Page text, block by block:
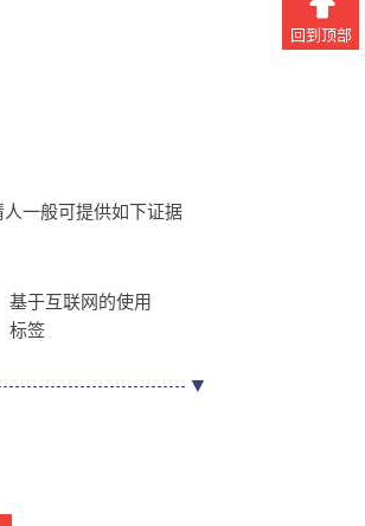
一般可提供如下证据
基于互联网的使用
标签
回到顶部